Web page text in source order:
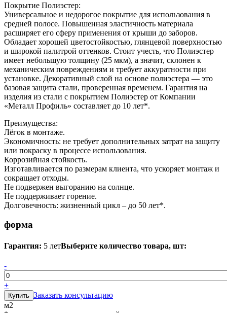
Покрытие Полиэстер:
Универсальное и недорогое покрытие для использования в
средней полосе. Повышенная эластичность материала
расширяет его сферу применения от крыши до заборов.
Обладает хорошей цветостойкостью, глянцевой поверхностью
и широкой палитрой оттенков. Стоит учесть, что Полиэстер
имеет небольшую толщину (25 мкм), а значит, склонен к
механическим повреждениям и требует аккуратности при
установке. Декоративный слой на основе полиэстера — это
базовая защита стали, проверенная временем. Гарантия на
изделия из стали с покрытием Полиэстер от Компании
«Металл Профиль» составляет до 10 лет*.
Преимущества:
Лёгок в монтаже.
Экономичность: не требует дополнительных затрат на защиту
или покраску в процессе использования.
Коррозийная стойкость.
Изготавливается по размерам клиента, что ускоряет монтаж и
сокращает отходы.
Не подвержен выгоранию на солнце.
Не поддерживает горение.
Долговечность: жизненный цикл – до 50 лет*.
форма
Гарантия: 5 летВыберите количество товара, шт:
-
+
Заказать консультацию
м2